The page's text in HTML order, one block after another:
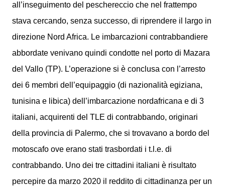
all’inseguimento del peschereccio che nel frattempo
stava cercando, senza successo, di riprendere il largo in
direzione Nord Africa. Le imbarcazioni contrabbandiere
abbordate venivano quindi condotte nel porto di Mazara
del Vallo (TP). L’operazione si è conclusa con l’arresto
dei 6 membri dell’equipaggio (di nazionalità egiziana,
tunisina e libica) dell’imbarcazione nordafricana e di 3
italiani, acquirenti del TLE di contrabbando, originari
della provincia di Palermo, che si trovavano a bordo del
motoscafo ove erano stati trasbordati i t.l.e. di
contrabbando. Uno dei tre cittadini italiani è risultato
percepire da marzo 2020 il reddito di cittadinanza per un